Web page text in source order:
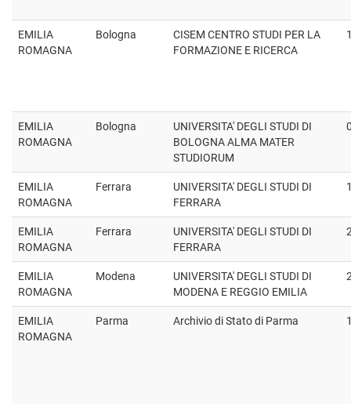
EMILIA
ROMAGNA
Bologna
CISEM CENTRO STUDI PER LA
FORMAZIONE E RICERCA
EMILIA
ROMAGNA
Bologna
UNIVERSITA' DEGLI STUDI DI
BOLOGNA ALMA MATER
STUDIORUM
EMILIA
ROMAGNA
Ferrara
UNIVERSITA' DEGLI STUDI DI
FERRARA
EMILIA
ROMAGNA
Ferrara
UNIVERSITA' DEGLI STUDI DI
FERRARA
EMILIA
ROMAGNA
Modena
UNIVERSITA' DEGLI STUDI DI
MODENA E REGGIO EMILIA
EMILIA
ROMAGNA
Parma Archivio di Stato di Parma